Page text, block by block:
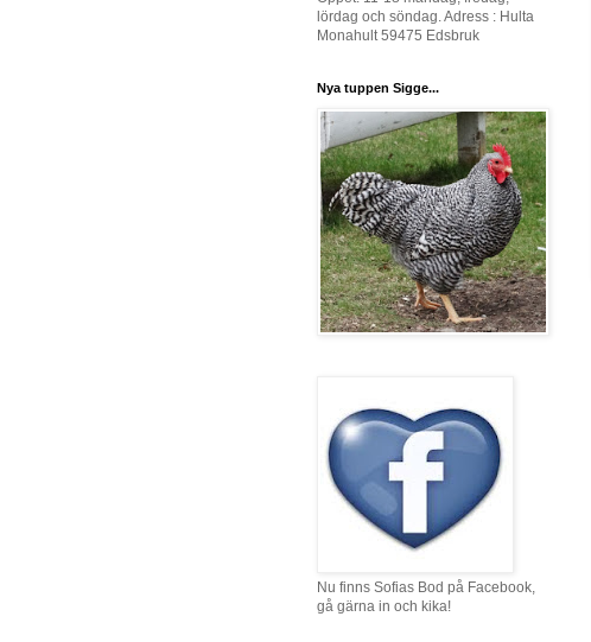
lördag och söndag. Adress : Hulta
Monahult 59475 Edsbruk
Nya tuppen Sigge...
Nu finns Sofias Bod på Facebook,
gå gärna in och kika!